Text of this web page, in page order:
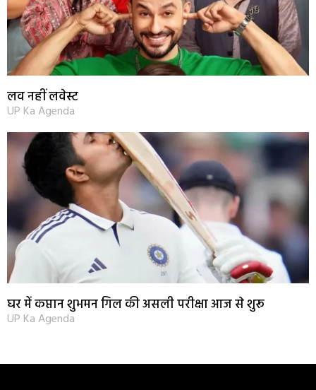
लव नहीं लवेस्ट
UP Ka Agenda
घर में कप्तान शुभमन गिल की असली परीक्षा आज से शुरू
UP Ka Agenda